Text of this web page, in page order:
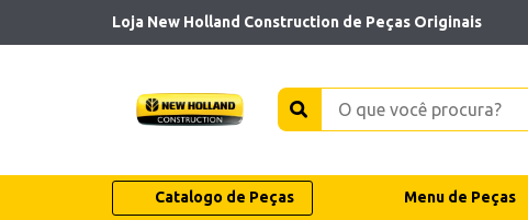
Loja New Holland Construction de Peças Originais
Catalogo de Peças Menu de Peças